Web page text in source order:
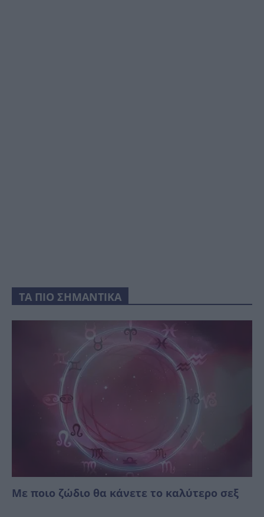
ΤΑ ΠΙΟ ΣΗΜΑΝΤΙΚΑ
Με ποιο ζώδιο θα κάνετε το καλύτερο σεξ